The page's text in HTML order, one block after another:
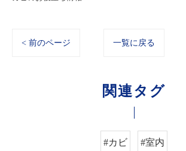
< 前のページ 一覧に戻る
関連タグ
#カビ #室内